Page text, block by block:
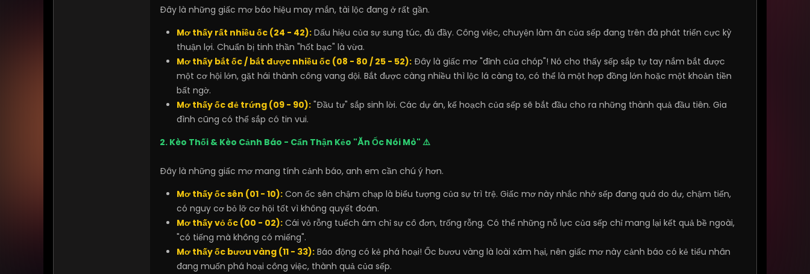
Đây là những giấc mơ báo hiệu may mắn, tài lộc đang ở rất gần.
Mơ thấy rất nhiều ốc (24 - 42): Dấu hiệu của sự sung túc, đủ đầy. Công việc, chuyện làm ăn của sếp đang trên đà phát triển cực kỳ
thuận lợi. Chuẩn bị tinh thần "hốt bạc" là vừa.
Mơ thấy bắt ốc / bắt được nhiều ốc (08 - 80 / 25 - 52): Đây là giấc mơ "đỉnh của chóp"! Nó cho thấy sếp sắp tự tay nắm bắt được
một cơ hội lớn, gặt hái thành công vang dội. Bắt được càng nhiều thì lộc lá càng to, có thể là một hợp đồng lớn hoặc một khoản tiền
bất ngờ.
Mơ thấy ốc đẻ trứng (09 - 90): "Đầu tư" sắp sinh lời. Các dự án, kế hoạch của sếp sẽ bắt đầu cho ra những thành quả đầu tiên. Gia
đình cũng có thể sắp có tin vui.
2. Kèo Thối & Kèo Cảnh Báo - Cẩn Thận Kẻo "Ăn Ốc Nói Mò" ⚠️
Đây là những giấc mơ mang tính cảnh báo, anh em cần chú ý hơn.
Mơ thấy ốc sên (01 - 10): Con ốc sên chậm chạp là biểu tượng của sự trì trệ. Giấc mơ này nhắc nhở sếp đang quá do dự, chậm tiến,
có nguy cơ bỏ lỡ cơ hội tốt vì không quyết đoán.
Mơ thấy vỏ ốc (00 - 02): Cái vỏ rỗng tuếch ám chỉ sự cô đơn, trống rỗng. Có thể những nỗ lực của sếp chỉ mang lại kết quả bề ngoài,
"có tiếng mà không có miếng".
Mơ thấy ốc bươu vàng (11 - 33): Báo động có kẻ phá hoại! Ốc bươu vàng là loài xâm hại, nên giấc mơ này cảnh báo có kẻ tiểu nhân
đang muốn phá hoại công việc, thành quả của sếp.